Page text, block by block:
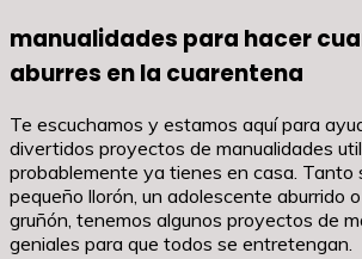
manualidades para hacer
aburres en la cuarentena
Te escuchamos y estamos aquí para
divertidos proyectos de manualidades
probablemente ya tienes en casa. Tanto
pequeño llorón, un adolescente aburrido
gruñón, tenemos algunos proyectos de
geniales para que todos se entretengan.